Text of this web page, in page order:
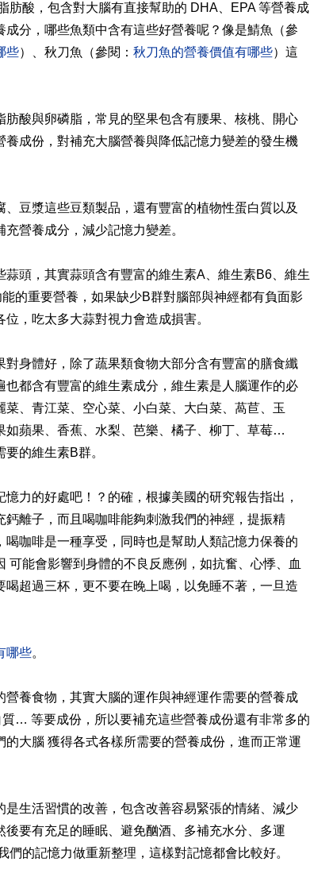
肪酸，包含對大腦有直接幫助的 DHA、EPA 等營養成
分，哪些魚類中含有這些好營養呢？像是鯖魚（參
些）、秋刀魚（參閱： 秋刀魚的營養價值有哪些）這
酸與卵磷脂，常見的堅果包含有腰果、核桃、開心
成份，對補充大腦營養與降低記憶力變差的發生機
豆漿這些豆類製品，還有豐富的植物性蛋白質以及
營養成分，減少記憶力變差。
頭，其實蒜頭含有豐富的維生素A、維生素B6、維生
的重要營養，如果缺少B群對腦部與神經都有負面影
，吃太多大蒜對視力會造成損害。
身體好，除了蔬果類食物大部分含有豐富的膳食纖
都含有豐富的維生素成分，維生素是人腦運作的必
、青江菜、空心菜、小白菜、大白菜、萵苣、玉
蘋果、香蕉、水梨、芭樂、橘子、柳丁、草莓…
的維生素B群。
力的好處吧！？的確，根據美國的研究報告指出，
離子，而且喝咖啡能夠刺激我們的神經，提振精
咖啡是一種享受，同時也是幫助人類記憶力保養的
能會影響到身體的不良反應例，如抗奮、心悸、血
超過三杯，更不要在晚上喝，以免睡不著，一旦造
哪些。
養食物，其實大腦的運作與神經運作需要的營養成
… 等要成份，所以要補充這些營養成份還有非常多的
大腦 獲得各式各樣所需要的營養成份，進而正常運
生活習慣的改善，包含改善容易緊張的情緒、減少
要有充足的睡眠、避免酗酒、多補充水分、多運
的記憶力做重新整理，這樣對記憶都會比較好。